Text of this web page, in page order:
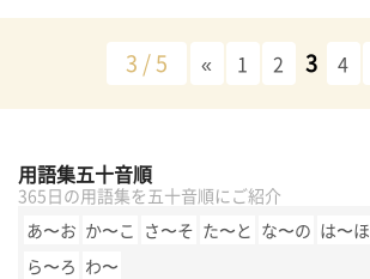
3 / 5 « 1 2 3 4
用語集五十音順
365日の用語集を五十音順にご紹介
あ〜お か〜こ さ〜そ た〜と な〜の は〜ほ
ら〜ろ わ〜